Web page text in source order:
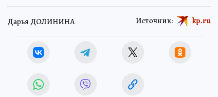
Дарья ДОЛИНИНА Источник: kp.ru